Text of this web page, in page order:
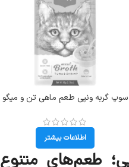
سوپ گربه ونپی طعم ماهی تن و میگو
اطلاعات بیشتر
طعم‌های متنوع